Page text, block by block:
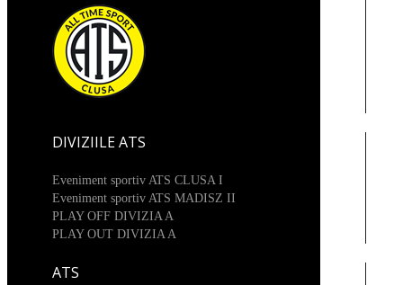
DIVIZIILE ATS
Eveniment sportiv ATS CLUSA I
Eveniment sportiv ATS MADISZ II
PLAY OFF DIVIZIA A
PLAY OUT DIVIZIA A
ATS